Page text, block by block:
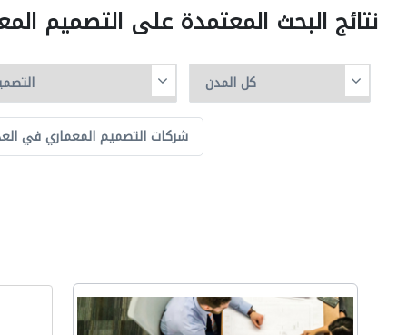
نتائج البحث المعتمدة على التصميم
شركات التصميم المعماري في